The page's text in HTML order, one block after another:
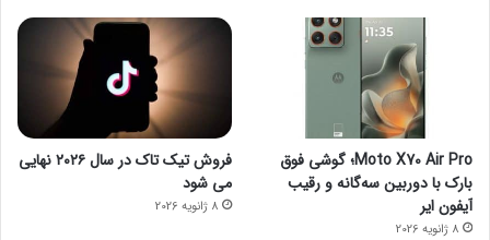
Moto X70 Air Pro؛ گوشی فوق
بارک با دوربین سه‌گانه و رقیب
آیفون ایر
8 ژانویه 2026
فروش تیک تاک در سال ۲۰۲۶ نهایی
می شود
8 ژانویه 2026